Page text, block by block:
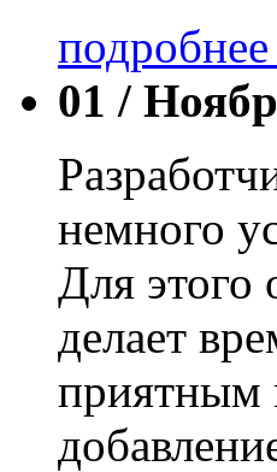
01 /
немного
Для этого
делает
приятным